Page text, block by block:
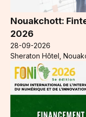
Nouakchott:
2026
28-09-2026
Sheraton Hôtel,